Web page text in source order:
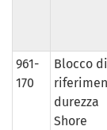
961-
170
Blocco di
durezza
Shore